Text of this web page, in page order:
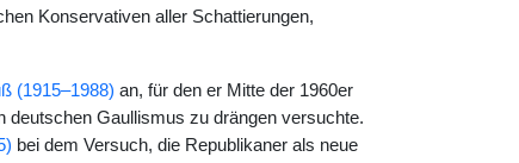
Konservativen aller Schattierungen,
(1915–1988) an, für den er Mitte der 1960er
deutschen Gaullismus zu drängen versuchte.
bei dem Versuch, die Republikaner als neue